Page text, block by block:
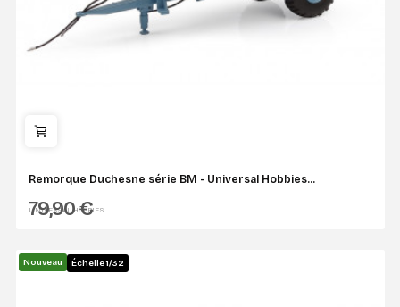
Remorque Duchesne série BM - Universal Hobbies...
UNIVERSAL HOBBIES
79,90 €
Nouveau Échelle 1/32